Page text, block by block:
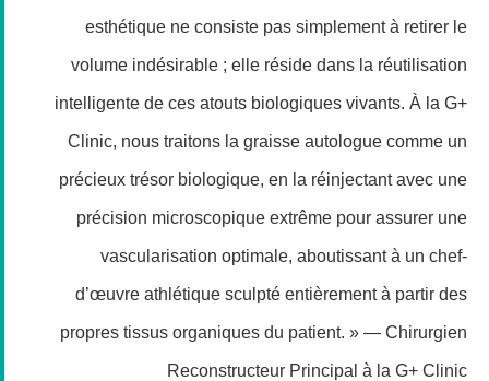
esthétique ne consiste pas simplement à retirer le
volume indésirable ; elle réside dans la réutilisation
intelligente de ces atouts biologiques vivants. À la G+
Clinic, nous traitons la graisse autologue comme un
précieux trésor biologique, en la réinjectant avec une
précision microscopique extrême pour assurer une
vascularisation optimale, aboutissant à un chef-
d’œuvre athlétique sculpté entièrement à partir des
propres tissus organiques du patient. » — Chirurgien
Reconstructeur Principal à la G+ Clinic